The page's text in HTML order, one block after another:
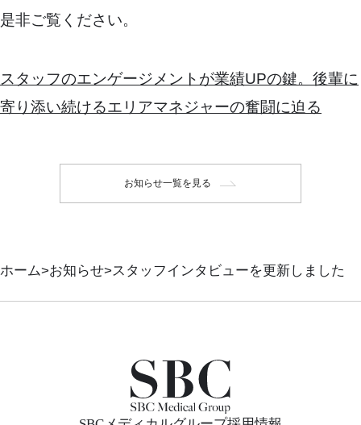
是非ご覧ください。
スタッフのエンゲージメントが業績UPの鍵。後輩に
寄り添い続けるエリアマネジャーの奮闘に迫る
お知らせ一覧を見る
ホーム お知らせ スタッフインタビューを更新しました